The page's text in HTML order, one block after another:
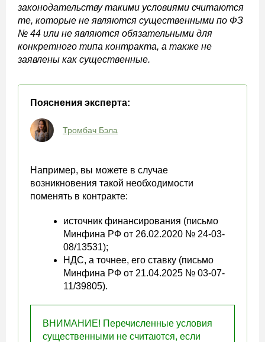
законодательству такими условиями считаются
те, которые не являются существенными по ФЗ
№ 44 или не являются обязательными для
конкретного типа контракта, а также не
заявлены как существенные.
Пояснения эксперта:
Тромбач Бэла
Например, вы можете в случае
возникновения такой необходимости
поменять в контракте:
источник финансирования (письмо
Минфина РФ от 26.02.2020 № 24-03-
08/13531);
НДС, а точнее, его ставку (письмо
Минфина РФ от 21.04.2025 № 03-07-
11/39805).
ВНИМАНИЕ! Перечисленные условия
существенными не считаются, если